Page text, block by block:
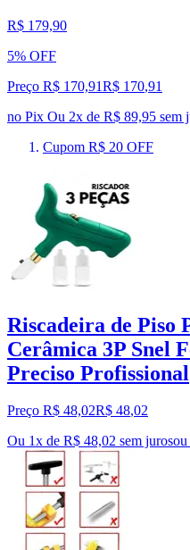
R$ 179,90
5% OFF
Preço R$ 170,91R$ 170,91
no Pix Ou 2x de R$ 89,95 sem
Cupom R$ 20 OFF
Riscadeira de Piso
Cerâmica 3P Snel
Preciso Profissional
Preço R$ 48,02R$ 48,02
Ou 1x de R$ 48,02 sem jurosou